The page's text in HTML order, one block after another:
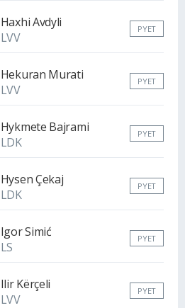
Haxhi Avdyli
LVV
PYET
Hekuran Murati
LVV
PYET
Hykmete Bajrami
LDK
PYET
Hysen Çekaj
LDK
PYET
Igor Simić
LS
PYET
Ilir Kërçeli
LVV
PYET